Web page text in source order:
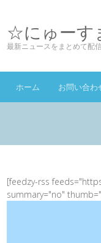
☆にゅー
最新ニュースをまとめて配
ホーム お問い合わ
[feedzy-rss
summary="no"